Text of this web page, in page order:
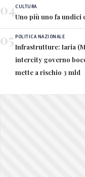
04CULTURA
Uno più uno fa undici
05 POLITICA NAZIONALE
Infrastrutture: Iaria
intercity governo
mette a rischio 3 mld